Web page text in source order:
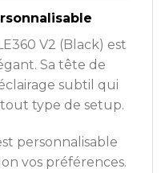
V2 (Black) est
Sa tête de
subtil qui
type de setup.
personnalisable
vos préférences.